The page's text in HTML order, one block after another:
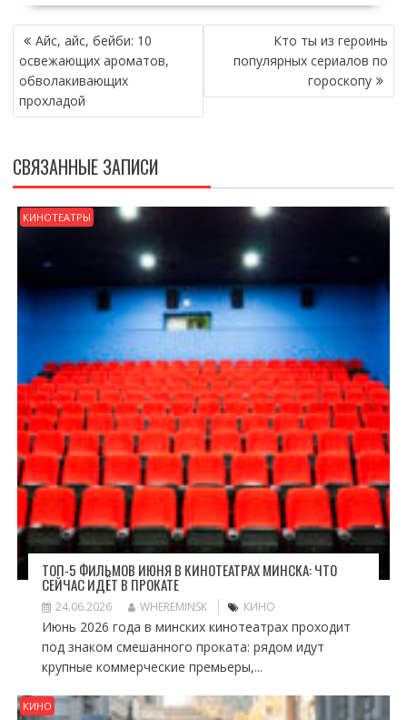
НАВИГАЦИЯ
ПО
ЗАПИСЯМ
Айс, айс, бейби: 10
освежающих ароматов,
обволакивающих
прохладой
Кто ты из героинь
популярных сериалов по
гороскопу
СВЯЗАННЫЕ ЗАПИСИ
КИНОТЕАТРЫ
ТОП-5 ФИЛЬМОВ ИЮНЯ В КИНОТЕАТРАХ МИНСКА: ЧТО
СЕЙЧАС ИДЁТ В ПРОКАТЕ
24.06.2026 WHEREMINSK КИНО
Июнь 2026 года в минских кинотеатрах проходит
под знаком смешанного проката: рядом идут
крупные коммерческие премьеры,...
КИНО